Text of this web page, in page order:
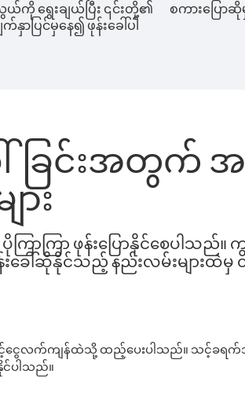
ကို ရွေးချယ်ပြီး ၎င်းတို့၏
ပြင်မှနေ၍ ဖုန်းခေါ်ပါ
စကားပြောဆိုမှု
ါ်ခြင်းအတွက်
ျား
ြာကြာ ဖုန်းပြောနိုင်စေပါသ
ခေါ်ဆိုနိုင်သည့် နည်းလမ်းများထဲမှ
ေလက်ကျန်ထဲသို့ ထည့်ပေးပါသည်။ သင့်ခရက်
င်ပါသည်။